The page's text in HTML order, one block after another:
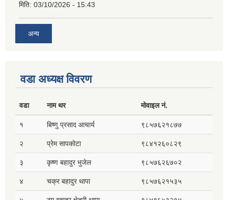
मिति: 03/10/2026 - 15:43
अन्य
वडा अध्यक्ष विवरण
वडा नाम थर मोवाइल नं.
१ बिष्णु प्रसाद आचार्य ९८५७६२१८७७
२ प्रेम सापकोटा ९८४१२६०८२९
३ कृष्ण बहादुर भुजेल ९८५७६२६७०२
४ चक्र बहादुर थापा ९८५७६२१५३५